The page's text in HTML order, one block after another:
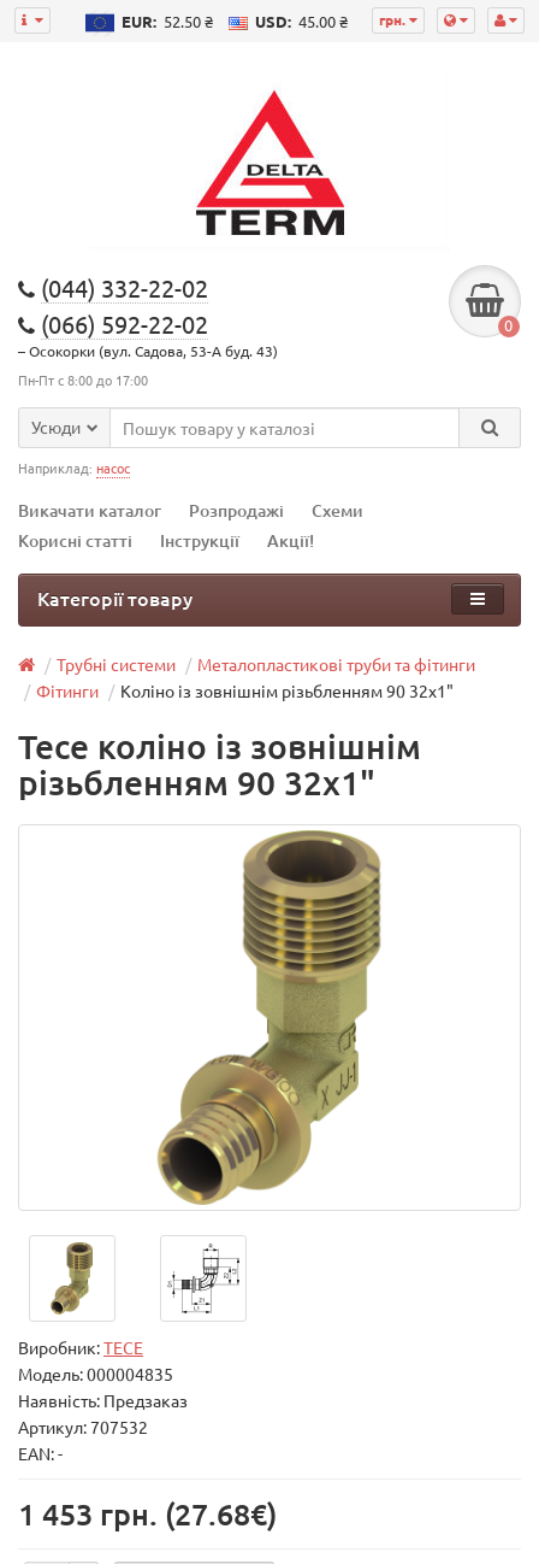
грн.
EUR: 52.50 ₴ USD: 45.00 ₴
(044) 332-22-02
(066) 592-22-02
– Осокорки (вул. Садова, 53-А буд. 43)
Пн-Пт с 8:00 до 17:00
0
Усюди
Наприклад: насос
Викачати каталог Розпродажі
Схеми
Корисні статті
Інструкції Акції!
Категорії товару
Трубні системи
Металопластикові труби та фітинги
Фітинги
Коліно із зовнішнім різьбленням 90 32х1"
Tece коліно із зовнішнім
різьбленням 90 32х1"
Виробник:TECE
Модель:000004835
Наявність: Предзаказ
Артикул: 707532
EAN: -
1 453 грн. (27.68€)